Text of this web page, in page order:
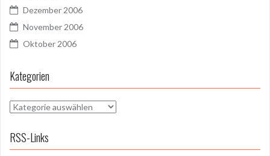
Dezember 2006
November 2006
Oktober 2006
Kategorien
Kategorien
RSS-Links